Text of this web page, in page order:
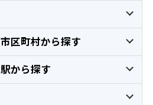
区町村から探す
から探す